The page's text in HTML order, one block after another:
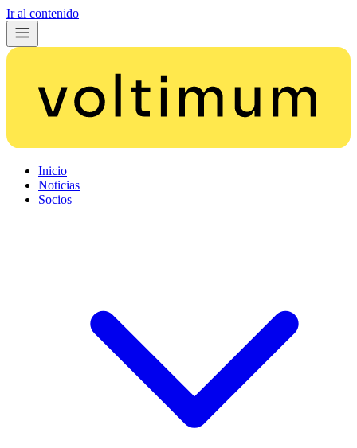
Ir al contenido
Inicio
Noticias
Socios